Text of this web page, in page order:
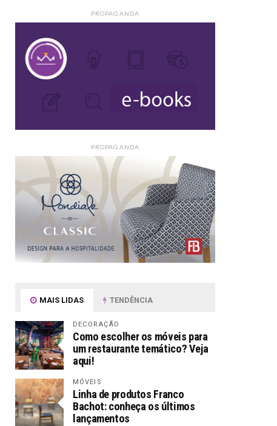
PROPAGANDA
PROPAGANDA
MAIS LIDAS TENDÊNCIA
DECORAÇÃO
Como escolher os móveis para
um restaurante temático? Veja
aqui!
MÓVEIS
Linha de produtos Franco
Bachot: conheça os últimos
lançamentos